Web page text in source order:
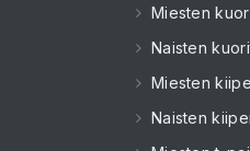
Miesten
Naisten
Miesten
Naisten